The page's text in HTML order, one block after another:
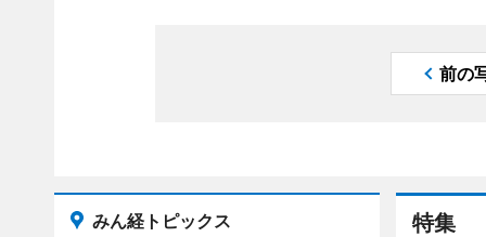
前の
特集
みん経トピックス